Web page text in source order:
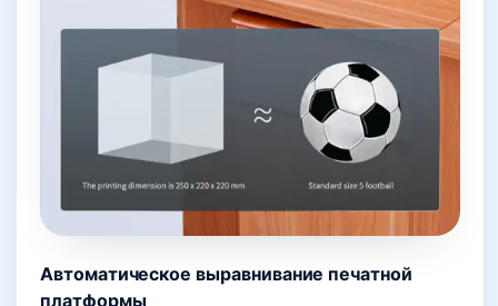
Автоматическое выравнивание печатной
платформы